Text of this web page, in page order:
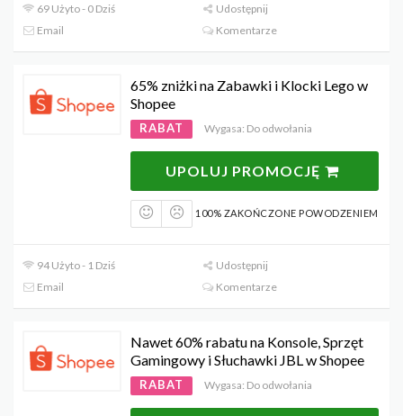
69 Użyto - 0 Dziś
Udostępnij
Email
Komentarze
65% zniżki na Zabawki i Klocki Lego w
Shopee
RABAT Wygasa: Do odwołania
UPOLUJ PROMOCJĘ
100% ZAKOŃCZONE POWODZENIEM
94 Użyto - 1 Dziś
Udostępnij
Email
Komentarze
Nawet 60% rabatu na Konsole, Sprzęt
Gamingowy i Słuchawki JBL w Shopee
RABAT Wygasa: Do odwołania